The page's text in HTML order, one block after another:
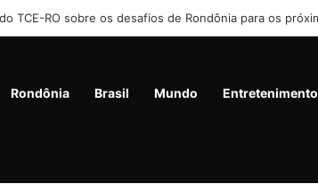
e se joga de prédio na Zona Leste de SP
Rondônia Brasil Mundo Entretenimento